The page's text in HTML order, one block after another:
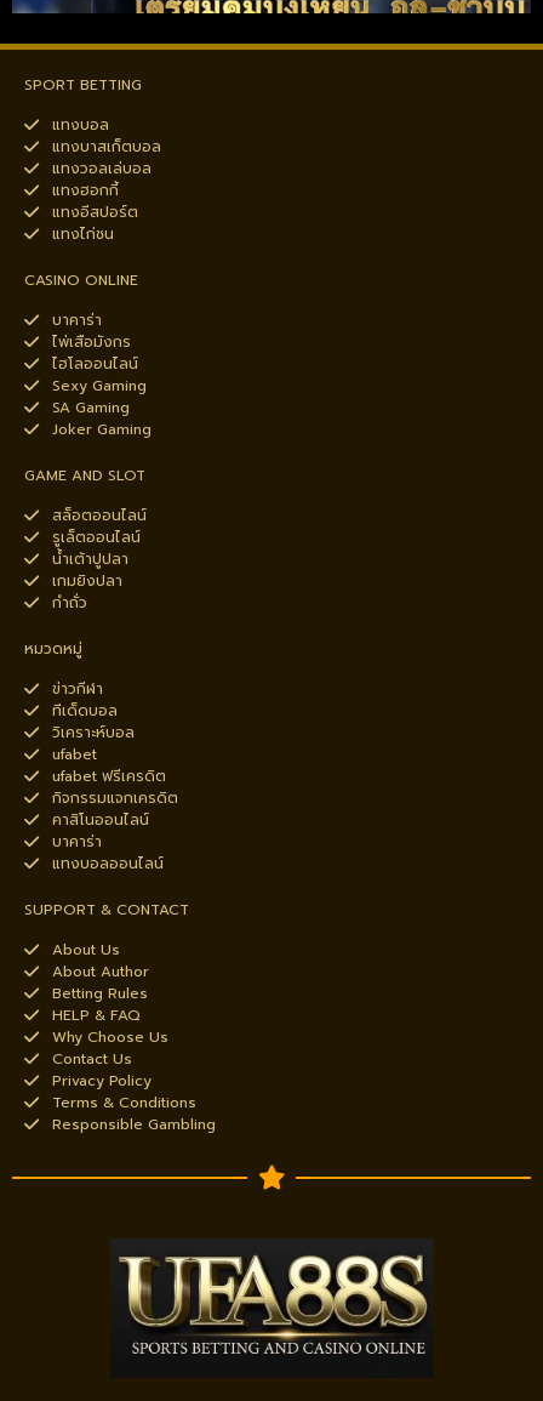
SPORT BETTING
แทงบอล
แทงบาสเก็ตบอล
แทงวอลเล่บอล
แทงฮอกกี้
แทงอีสปอร์ต
แทงไก่ชน
CASINO ONLINE
บาคาร่า
ไพ่เสือมังกร
ไฮโลออนไลน์
Sexy Gaming
SA Gaming
Joker Gaming
GAME AND SLOT
สล็อตออนไลน์
รูเล็ตออนไลน์
น้ำเต้าปูปลา
เกมยิงปลา
กำถั่ว
หมวดหมู่
ข่าวกีฬา
ทีเด็ดบอล
วิเคราะห์บอล
ufabet
ufabet ฟรีเครดิต
กิจกรรมแจกเครดิต
คาสิโนออนไลน์
บาคาร่า
แทงบอลออนไลน์
SUPPORT & CONTACT
About Us
About Author
Betting Rules
HELP & FAQ
Why Choose Us
Contact Us
Privacy Policy
Terms & Conditions
Responsible Gambling